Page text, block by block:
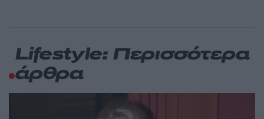
Lifestyle: Περισσότερα
άρθρα